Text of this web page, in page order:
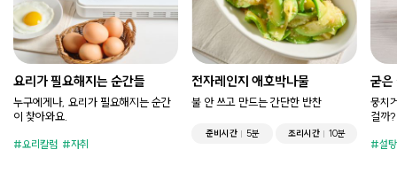
요리가 필요해지는 순간들
누구에게나, 요리가 필요해지는 순간
이 찾아와요.
요리칼럼 자취
전자레인지 애호박나물
불 안 쓰고 만드는 간단한 반찬
준비시간 5분 조리시간 10분
굳은
뭉치
걸까?
설탕